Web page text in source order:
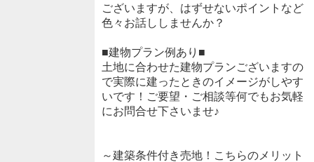
ございますが、はずせないポイントなど
色々お話ししませんか？
■建物プラン例あり■
土地に合わせた建物プランございますの
で実際に建ったときのイメージがしやす
いです！ご要望・ご相談等何でもお気軽
にお問合せ下さいませ♪
～建築条件付き売地！こちらのメリット